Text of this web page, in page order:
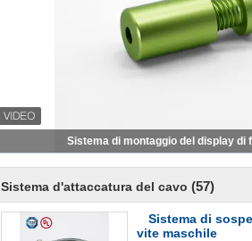
Sistema di sospensione
Sistema d'attaccatura del cavo (57)
Sistema di
vite maschile